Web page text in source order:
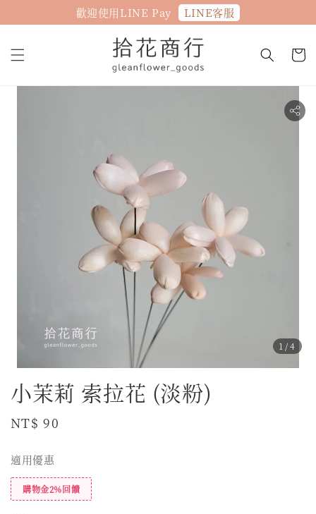
歡迎使用LINE Pay LINE客服
1 /4
小茉莉 索拉花 (淡粉)
Regular
NT$ 90
適用優惠
購物金2%回饋